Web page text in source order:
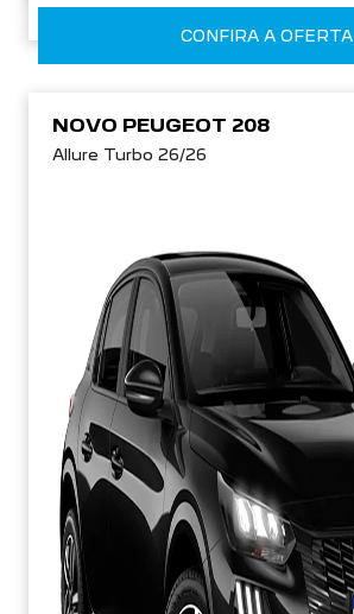
CONFIRA A OFERTA
NOVO PEUGEOT 208
Allure Turbo 26/26